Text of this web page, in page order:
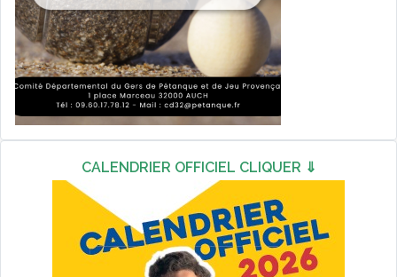
CALENDRIER OFFICIEL CLIQUER ⇓